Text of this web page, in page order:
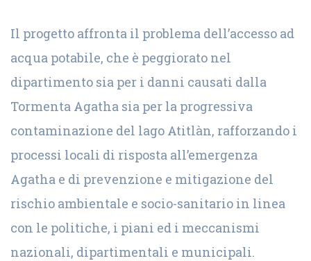
Il progetto affronta il problema dell’accesso ad
acqua potabile, che è peggiorato nel
dipartimento sia per i danni causati dalla
Tormenta Agatha sia per la progressiva
contaminazione del lago Atitlàn, rafforzando i
processi locali di risposta all’emergenza
Agatha e di prevenzione e mitigazione del
rischio ambientale e socio-sanitario in linea
con le politiche, i piani ed i meccanismi
nazionali, dipartimentali e municipali.